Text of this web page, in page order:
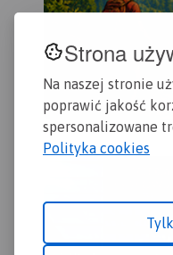
Strona
Na naszej stronie
poprawić jakość
spersonalizowane
Polityka cookies